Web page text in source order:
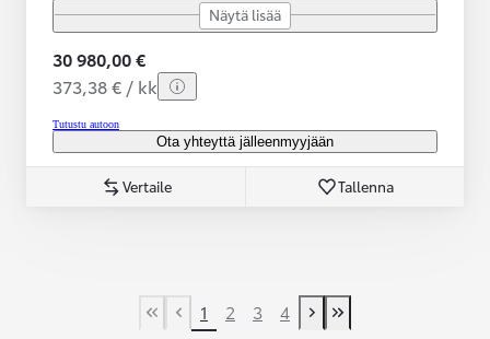
Näytä lisää
30 980,00 €
373,38 € / kk
Tutustu autoon
Ota yhteyttä jälleenmyyjään
Vertaile Tallenna
First Page
Previous page
1 2 3 4
Next page
Last Page